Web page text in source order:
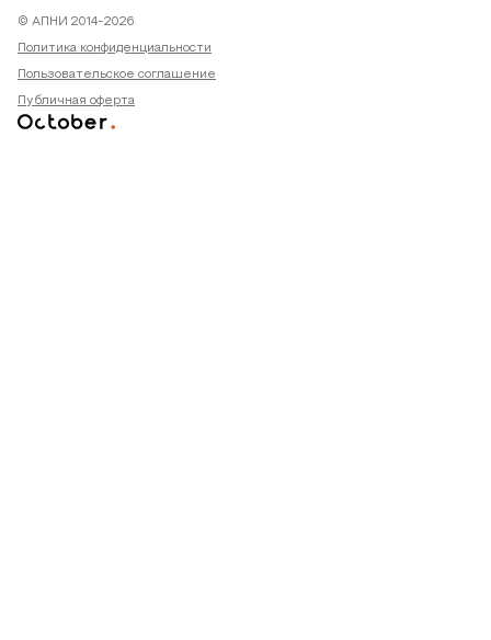
© АПНИ 2014-2026
Политика конфиденциальности
Пользовательское соглашение
Публичная оферта